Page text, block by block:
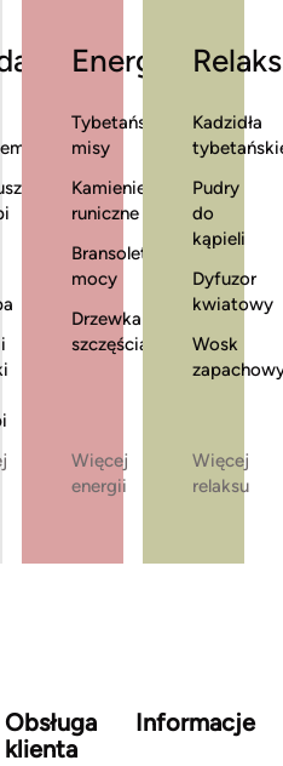
Energia
Tybetańskie
misy
Kamienie
runiczne
Bransoletki
mocy
Drzewka
szczęścia
Więcej
energii
Relaks
Kadzidła
Pudry
do
kąpieli
Dyfuzor
kwiatowy
Wosk
Więcej
relaksu
Obsługa
klienta
Informacje